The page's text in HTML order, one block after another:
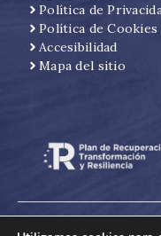
Política de
Política de Cookies
Accesibilidad
Mapa del sitio